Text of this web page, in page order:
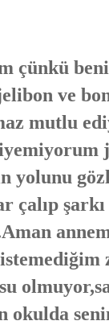
çünkü
ve
mutlu
yolunu
çalıp
okulda